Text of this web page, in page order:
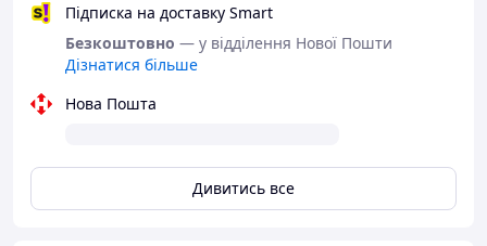
Призначення: пуровер для ручного
заварювання кави
Розміри: 01 (1-2 чашки) та 02 (2-4 чашки)
кавової гущі, фільтр - нержавіюча сталь
Сумісність: більшість стандартних кавових
Підписка на доставку Smart
Безкоштовно — у відділення Нової Пошти
Дізнатися більше
Нова Пошта
Дивитись все